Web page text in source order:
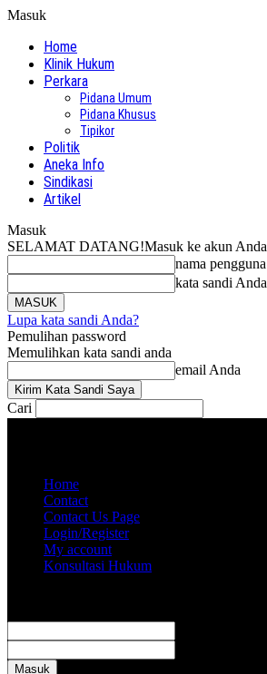
Masuk
Home
Klinik Hukum
Perkara
Pidana Umum
Pidana Khusus
Tipikor
Politik
Aneka Info
Sindikasi
Artikel
Masuk
SELAMAT DATANG!Masuk ke akun Anda
nama pengguna
kata sandi Anda
Lupa kata sandi Anda?
Pemulihan password
Memulihkan kata sandi anda
email Anda
Cari
Home
Contact
Contact Us Page
Login/Register
My account
Konsultasi Hukum